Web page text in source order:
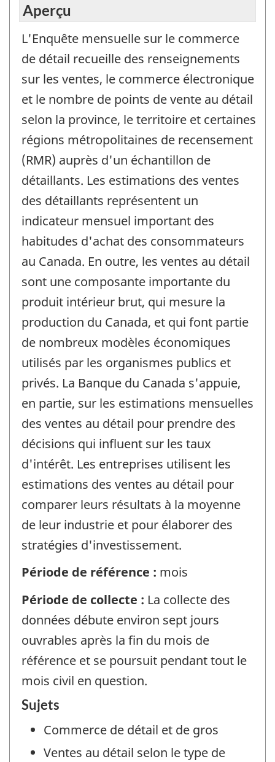
Aperçu
L'Enquête mensuelle sur le commerce
de détail recueille des renseignements
sur les ventes, le commerce électronique
et le nombre de points de vente au détail
selon la province, le territoire et certaines
régions métropolitaines de recensement
(RMR) auprès d'un échantillon de
détaillants. Les estimations des ventes
des détaillants représentent un
indicateur mensuel important des
habitudes d'achat des consommateurs
au Canada. En outre, les ventes au détail
sont une composante importante du
produit intérieur brut, qui mesure la
production du Canada, et qui font partie
de nombreux modèles économiques
utilisés par les organismes publics et
privés. La Banque du Canada s'appuie,
en partie, sur les estimations mensuelles
des ventes au détail pour prendre des
décisions qui influent sur les taux
d'intérêt. Les entreprises utilisent les
estimations des ventes au détail pour
comparer leurs résultats à la moyenne
de leur industrie et pour élaborer des
stratégies d'investissement.
Période de référence : mois
Période de collecte : La collecte des
données débute environ sept jours
ouvrables après la fin du mois de
référence et se poursuit pendant tout le
mois civil en question.
Sujets
Commerce de détail et de gros
Ventes au détail selon le type de